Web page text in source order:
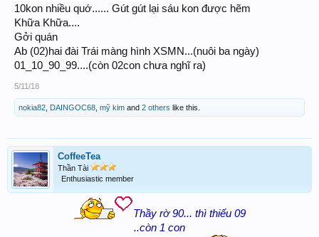
10kon nhiều quớ...... Gút gút lại sáu kon được hẽm
Khữa Khữa....
Gởi quán
Ab (02)hai đài Trái màng hình XSMN...(nuôi ba ngày)
01_10_90_99....(còn 02con chưa nghĩ ra)
5/11/18
nokia82 DAINGOC68 mỹ kim and 2 others like this.
CoffeeTea
Thần Tài
Enthusiastic member
Thầy rờ 90... thì thiếu 09
..còn 1 con